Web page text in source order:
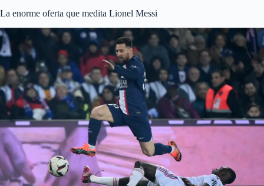
La enorme oferta que medita Lionel Messi